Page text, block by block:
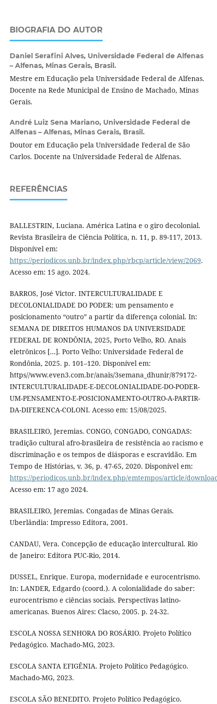
BIOGRAFIA DO AUTOR
Daniel Serafini Alves, Universidade Federal de Alfenas
– Alfenas, Minas Gerais, Brasil.
Mestre em Educação pela Universidade Federal de Alfenas.
Docente na Rede Municipal de Ensino de Machado, Minas
Gerais.
André Luiz Sena Mariano, Universidade Federal de
Alfenas – Alfenas, Minas Gerais, Brasil.
Doutor em Educação pela Universidade Federal de São
Carlos. Docente na Universidade Federal de Alfenas.
REFERÊNCIAS
BALLESTRIN, Luciana. América Latina e o giro decolonial.
Revista Brasileira de Ciência Política, n. 11, p. 89-117, 2013.
Disponível em:
https://periodicos.unb.br/index.php/rbcp/article/view/2069.
Acesso em: 15 ago. 2024.
BARROS, José Victor. INTERCULTURALIDADE E
DECOLONIALIDADE DO PODER: um pensamento e
posicionamento “outro” a partir da diferença colonial. In:
SEMANA DE DIREITOS HUMANOS DA UNIVERSIDADE
FEDERAL DE RONDÔNIA, 2025, Porto Velho, RO. Anais
eletrônicos […]. Porto Velho: Universidade Federal de
Rondônia, 2025. p. 101–120. Disponível em:
https//www.even3.com.br/anais/3semana_dhunir/879172-
INTERCULTURALIDADE-E-DECOLONIALIDADE-DO-PODER-
UM-PENSAMENTO-E-POSICIONAMENTO-OUTRO-A-PARTIR-
DA-DIFERENCA-COLONI. Acesso em: 15/08/2025.
BRASILEIRO, Jeremias. CONGO, CONGADO, CONGADAS:
tradição cultural afro-brasileira de resistência ao racismo e
discriminação e os tempos de diásporas e escravidão. Em
Tempo de Histórias, v. 36, p. 47-65, 2020. Disponível em:
https://periodicos.unb.br/index.php/emtempos/article/
Acesso em: 17 ago 2024.
BRASILEIRO, Jeremias. Congadas de Minas Gerais.
Uberlândia: Impresso Editora, 2001.
CANDAU, Vera. Concepção de educação intercultural. Rio
de Janeiro: Editora PUC-Rio, 2014.
DUSSEL, Enrique. Europa, modernidade e eurocentrismo.
In: LANDER, Edgardo (coord.). A colonialidade do saber:
eurocentrismo e ciências sociais. Perspectivas latino-
americanas. Buenos Aires: Clacso, 2005. p. 24-32.
ESCOLA NOSSA SENHORA DO ROSÁRIO. Projeto Político
Pedagógico. Machado-MG, 2023.
ESCOLA SANTA EFIGÊNIA. Projeto Político Pedagógico.
Machado-MG, 2023.
ESCOLA SÃO BENEDITO. Projeto Político Pedagógico.